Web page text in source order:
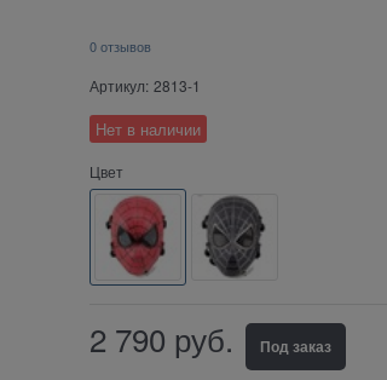
0 отзывов
Артикул: 2813-1
Нет в наличии
Цвет
2 790 руб. Под заказ